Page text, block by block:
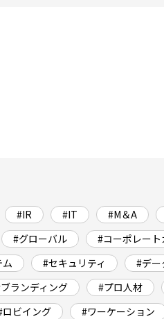
#IR #IT #M＆A
#グローバル #コーポレー
#セキュリティ #デー
ランディング #プロ人材
ロビイング #ワーケーション